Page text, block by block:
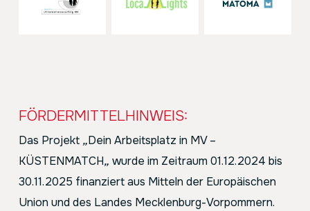
FÖRDERMITTELHINWEIS:
Das Projekt „Dein Arbeitsplatz in MV –
KÜSTENMATCH„ wurde im Zeitraum 01.12.2024 bis
30.11.2025 finanziert aus Mitteln der Europäischen
Union und des Landes Mecklenburg-Vorpommern.